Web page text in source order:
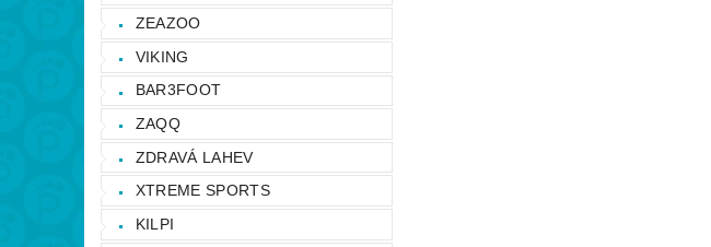
ZEAZOO
VIKING
BAR3FOOT
ZAQQ
ZDRAVÁ LAHEV
XTREME SPORTS
KILPI